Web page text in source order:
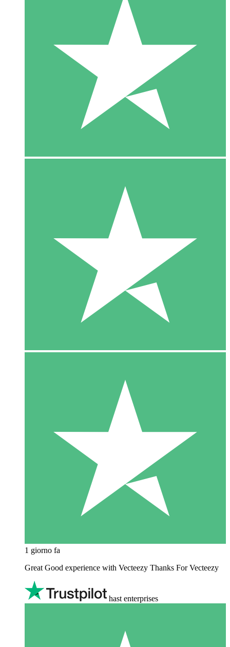
1 giorno fa
Great Good experience with Vecteezy Thanks For Vecteezy
hast enterprises